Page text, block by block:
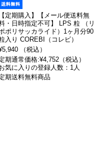
【定期購入】【メール便送料無
・日時指定不可】 LPS 粒 （リ
ポリサッカライド）1ヶ月分90
入り COREBI（コレビ）
（税込）
期通常価格:¥4,752（税込）
気に入りの登録人数：1人
期送料無料商品